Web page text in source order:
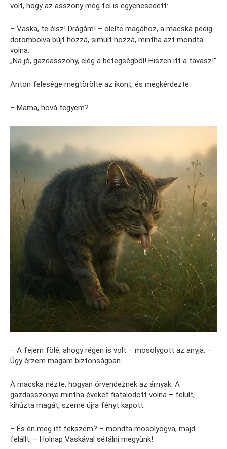
volt, hogy az asszony még fel is egyenesedett:
– Vaska, te élsz! Drágám! – ölelte magához, a macska pedig
dorombolva bújt hozzá, simult hozzá, mintha azt mondta
volna:
„Na jó, gazdasszony, elég a betegségből! Hiszen itt a tavasz!”
Anton felesége megtörölte az ikont, és megkérdezte:
– Mama, hová tegyem?
– A fejem fölé, ahogy régen is volt – mosolygott az anyja. –
Úgy érzem magam biztonságban.
A macska nézte, hogyan örvendeznek az árnyak. A
gazdasszonya mintha éveket fiatalodott volna – felült,
kihúzta magát, szeme újra fényt kapott.
– És én meg itt fekszem? – mondta mosolyogva, majd
felállt. – Holnap Vaskával sétálni megyünk!